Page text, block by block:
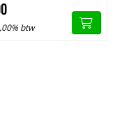
btw